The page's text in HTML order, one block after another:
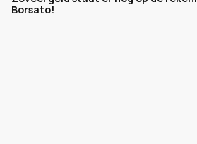
Borsato!